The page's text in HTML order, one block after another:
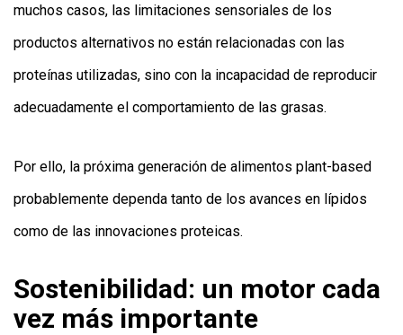
muchos casos, las limitaciones sensoriales de los
productos alternativos no están relacionadas con las
proteínas utilizadas, sino con la incapacidad de reproducir
adecuadamente el comportamiento de las grasas.
Por ello, la próxima generación de alimentos plant-based
probablemente dependa tanto de los avances en lípidos
como de las innovaciones proteicas.
Sostenibilidad: un motor cada
vez más importante